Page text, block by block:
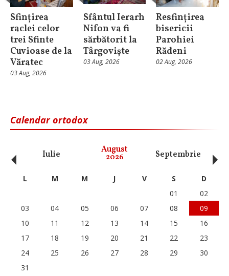
Sfințirea
raclei celor
trei Sfinte
Cuvioase de la
Văratec
03 Aug, 2026
Sfântul Ierarh
Nifon va fi
sărbătorit la
Târgoviște
03 Aug, 2026
Resfințirea
bisericii
Parohiei
Rădeni
02 Aug, 2026
Calendar ortodox
Iulie August
2026 Septembrie
‹ L M M J V S
D
01
02
03
04 05 06 07 08
09
10
11 12 13 14 15
16
17
18 19 20 21 22
23
24
25 26 27 28 29
30
31